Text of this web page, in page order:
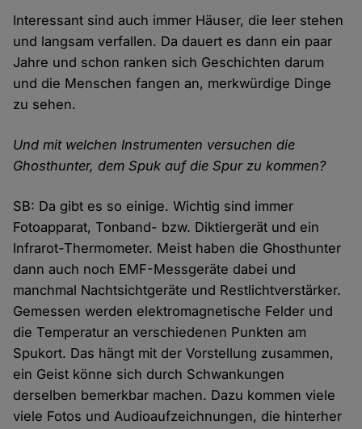
Interessant sind auch immer Häuser, die leer stehen
und langsam verfallen. Da dauert es dann ein paar
Jahre und schon ranken sich Geschichten darum
und die Menschen fangen an, merkwürdige Dinge
zu sehen.
Und mit welchen Instrumenten versuchen die
Ghosthunter, dem Spuk auf die Spur zu kommen?
SB: Da gibt es so einige. Wichtig sind immer
Fotoapparat, Tonband- bzw. Diktiergerät und ein
Infrarot-Thermometer. Meist haben die Ghosthunter
dann auch noch EMF-Messgeräte dabei und
manchmal Nachtsichtgeräte und Restlichtverstärker.
Gemessen werden elektromagnetische Felder und
die Temperatur an verschiedenen Punkten am
Spukort. Das hängt mit der Vorstellung zusammen,
ein Geist könne sich durch Schwankungen
derselben bemerkbar machen. Dazu kommen viele
viele Fotos und Audioaufzeichnungen, die hinterher